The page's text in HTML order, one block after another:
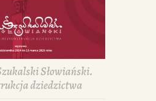
Słowiański.
dziedzictwa